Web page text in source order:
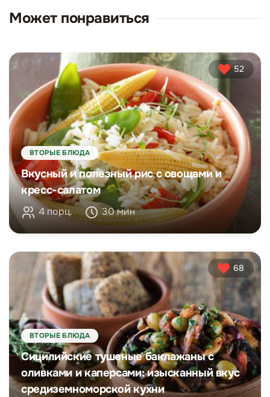
Может понравиться
52
ВТОРЫЕ БЛЮДА
Вкусный и полезный рис с овощами и
кресс-салатом
4 порц. 30 мин
68
ВТОРЫЕ БЛЮДА
Сицилийские тушеные баклажаны с
оливками и каперсами: изысканный вкус
средиземноморской кухни